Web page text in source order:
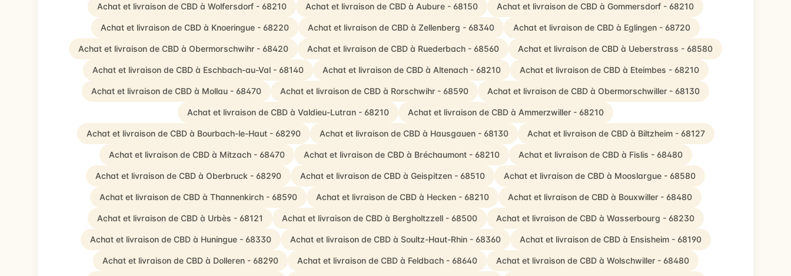
Achat et livraison de CBD à Wolfersdorf - 68210 Achat et livraison de CBD à Aubure - 68150 Achat et livraison de CBD à Gommersdorf - 68210
Achat et livraison de CBD à Knoeringue - 68220 Achat et livraison de CBD à Zellenberg - 68340 Achat et livraison de CBD à Eglingen - 68720
Achat et livraison de CBD à Obermorschwihr - 68420 Achat et livraison de CBD à Ruederbach - 68560 Achat et livraison de CBD à Ueberstrass - 68580
Achat et livraison de CBD à Eschbach-au-Val - 68140 Achat et livraison de CBD à Altenach - 68210 Achat et livraison de CBD à Eteimbes - 68210
Achat et livraison de CBD à Mollau - 68470 Achat et livraison de CBD à Rorschwihr - 68590 Achat et livraison de CBD à Obermorschwiller - 68130
Achat et livraison de CBD à Valdieu-Lutran - 68210 Achat et livraison de CBD à Ammerzwiller - 68210
Achat et livraison de CBD à Bourbach-le-Haut - 68290 Achat et livraison de CBD à Hausgauen - 68130 Achat et livraison de CBD à Biltzheim - 68127
Achat et livraison de CBD à Mitzach - 68470 Achat et livraison de CBD à Bréchaumont - 68210 Achat et livraison de CBD à Fislis - 68480
Achat et livraison de CBD à Oberbruck - 68290 Achat et livraison de CBD à Geispitzen - 68510 Achat et livraison de CBD à Mooslargue - 68580
Achat et livraison de CBD à Thannenkirch - 68590 Achat et livraison de CBD à Hecken - 68210 Achat et livraison de CBD à Bouxwiller - 68480
Achat et livraison de CBD à Urbès - 68121 Achat et livraison de CBD à Bergholtzzell - 68500 Achat et livraison de CBD à Wasserbourg - 68230
Achat et livraison de CBD à Huningue - 68330 Achat et livraison de CBD à Soultz-Haut-Rhin - 68360 Achat et livraison de CBD à Ensisheim - 68190
Achat et livraison de CBD à Dolleren - 68290 Achat et livraison de CBD à Feldbach - 68640 Achat et livraison de CBD à Wolschwiller - 68480